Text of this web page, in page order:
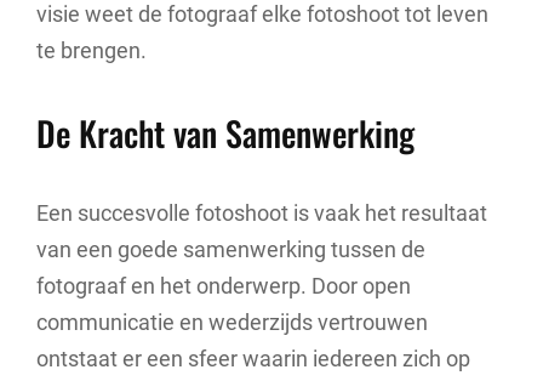
visie weet de fotograaf elke fotoshoot tot leven
te brengen.
De Kracht van Samenwerking
Een succesvolle fotoshoot is vaak het resultaat
van een goede samenwerking tussen de
fotograaf en het onderwerp. Door open
communicatie en wederzijds vertrouwen
ontstaat er een sfeer waarin iedereen zich op